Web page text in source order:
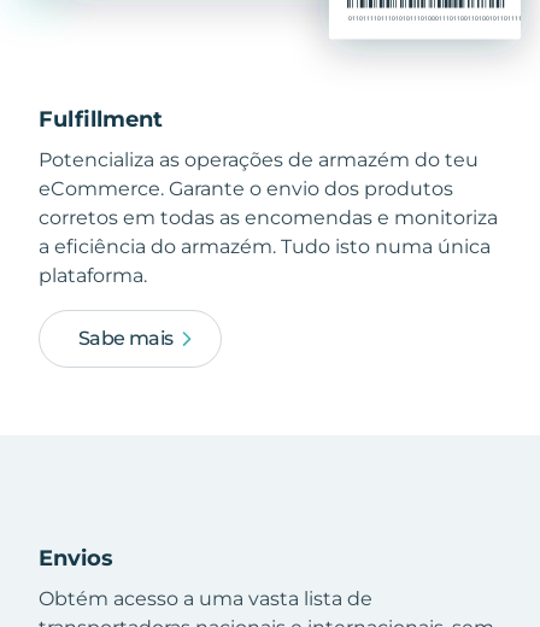
Fulfillment
Potencializa as operações de armazém do teu
eCommerce. Garante o envio dos produtos
corretos em todas as encomendas e monitoriza
a eficiência do armazém. Tudo isto numa única
plataforma.
Sabe mais
Envios
Obtém acesso a uma vasta lista de